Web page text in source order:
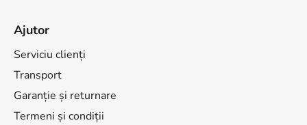
Ajutor
Serviciu clienți
Transport
Garanție și returnare
Termeni și condiții